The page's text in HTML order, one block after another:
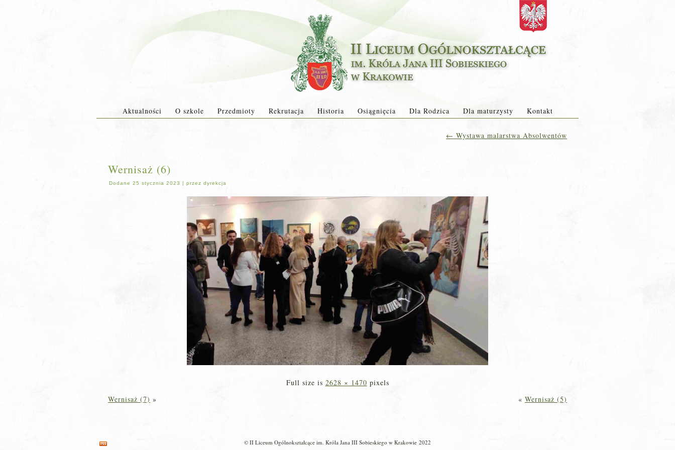
Aktualności O szkole Przedmioty Rekrutacja Historia Osiągnięcia Dla Rodzica Dla maturzysty Kontakt
← Wystawa malarstwa Absolwentów
Wernisaż (6)
Dodane 25 stycznia 2023 | przez dyrekcja
Full size is 2628 × 1470 pixels
Wernisaż (7) » « Wernisaż (5)
© II Liceum Ogólnokształcące im. Króla Jana III Sobieskiego w Krakowie 2022